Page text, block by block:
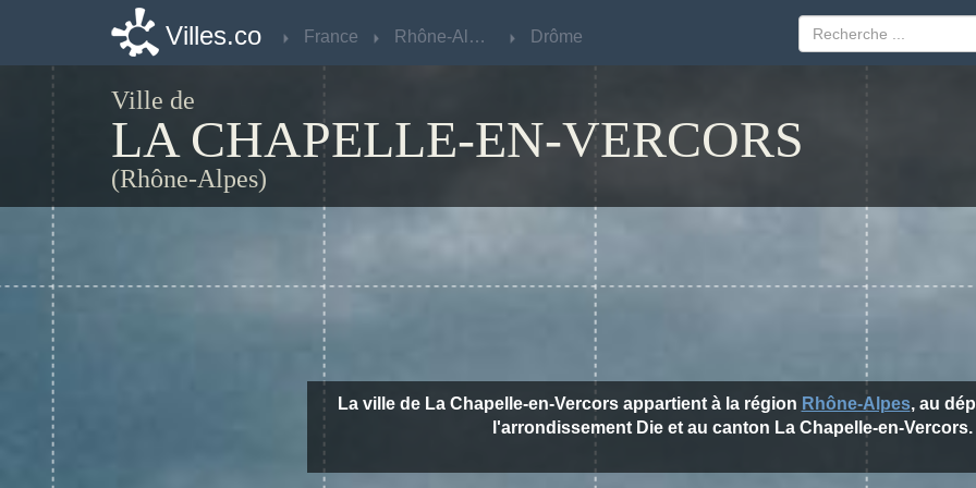
Villes.co France Rhône-Alpes Drôme
Ville de
LA CHAPELLE-EN-VERCORS
(Rhône-Alpes)
La ville de La Chapelle-en-Vercors appartient à la région Rhône-Alpes, au
l'arrondissement Die et au canton La Chapelle-en-Vercors.
Villes.co France Rhône-Alpes Drôme